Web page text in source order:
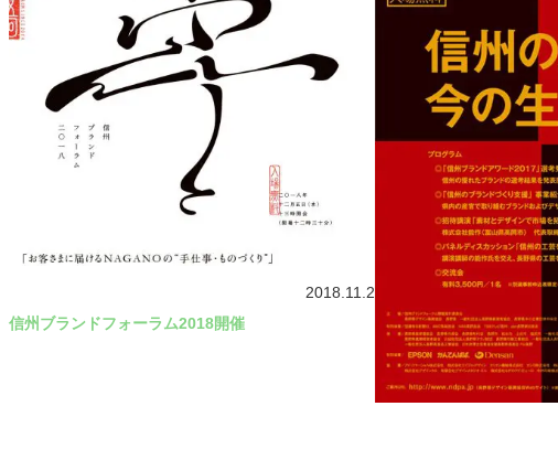
2018.11.2
信州ブランドフォーラム2018開催